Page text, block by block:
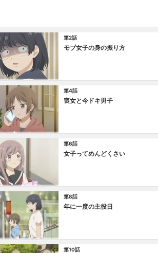
第2話
モブ女子の身の振り方
第4話
喪女と今ドキ男子
第6話
女子ってめんどくさい
第8話
年に一度の主役日
第10話